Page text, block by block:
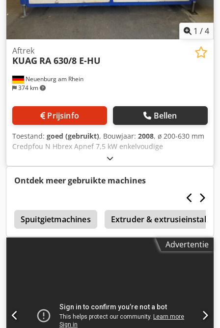
1 /4
Neuenburg am Rhein
374 km
Aftrek
KUAG RA 630/8 E-HU
Prijsinfo Bellen
Toestand: goed (gebruikt), Bouwjaar: 2008, ø 200-630 mm
Credpfou N Hbrex Apnef 7,5 kW enkelvoudige
Ontdek meer gebruikte machines
Spuitgietmachines Extruder &
Advertentie